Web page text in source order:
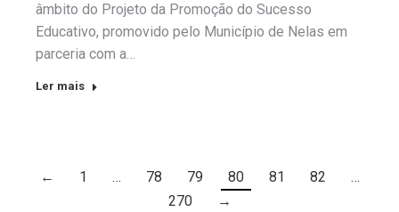
âmbito do Projeto da Promoção do Sucesso
Educativo, promovido pelo Município de Nelas em
parceria com a…
Ler mais
← 1 … 78 79 80 81 82
…
270
→